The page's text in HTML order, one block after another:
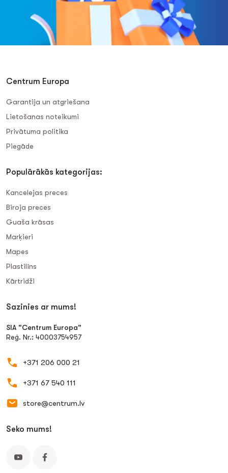
Centrum Europa
Garantija un atgriešana
Lietošanas noteikumi
Privātuma politika
Piegāde
Populārākās kategorijas:
Kancelejas preces
Biroja preces
Guaša krāsas
Marķieri
Mapes
Plastilīns
Kārtridži
Sazinies ar mums!
SIA "Centrum Europa"
Reģ. Nr.: 40003754957
+371 206 000 21
+371 67 540 111
store@centrum.lv
Seko mums!